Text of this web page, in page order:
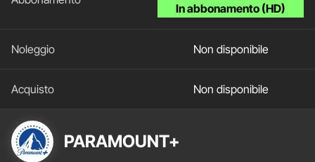
In abbonamento (HD)
Non disponibile
Non disponibile
PARAMOUNT+